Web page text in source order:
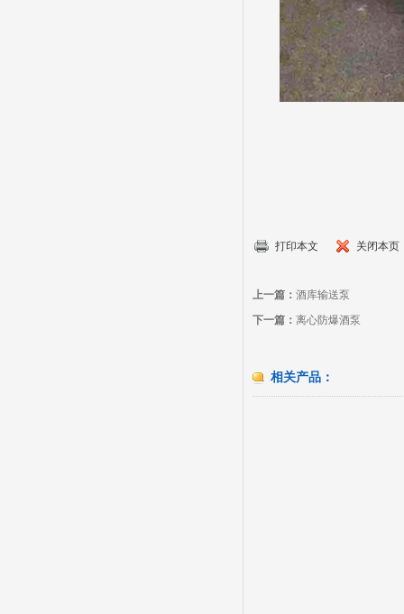
打印本文 关闭本页
上一篇： 酒库输送泵
下一篇： 离心防爆酒泵
相关产品：